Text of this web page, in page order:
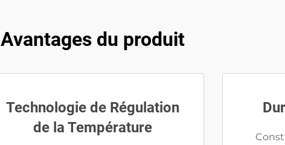
Avantages du produit
Technologie de Régulation
de la Température